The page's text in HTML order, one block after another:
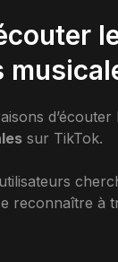
d’écouter
sur TikTok.
reconnaître à